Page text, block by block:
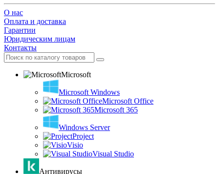
O нас
Оплата и доставка
Гарантии
Юридическим лицам
Контакты
Microsoft
Microsoft Windows
Microsoft Office
Microsoft 365
Windows Server
Project
Visio
Visual Studio
Антивирусы